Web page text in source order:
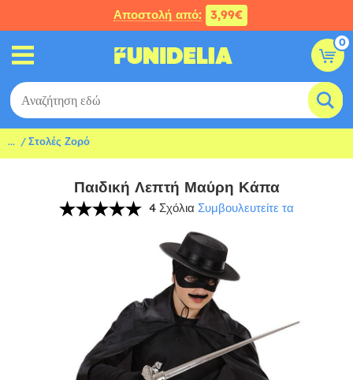
Αποστολή από: 3,99€
0
... Στολές Ζορό
Παιδική Λεπτή Μαύρη Κάπα
4 Σχόλια Συμβουλευτείτε τα